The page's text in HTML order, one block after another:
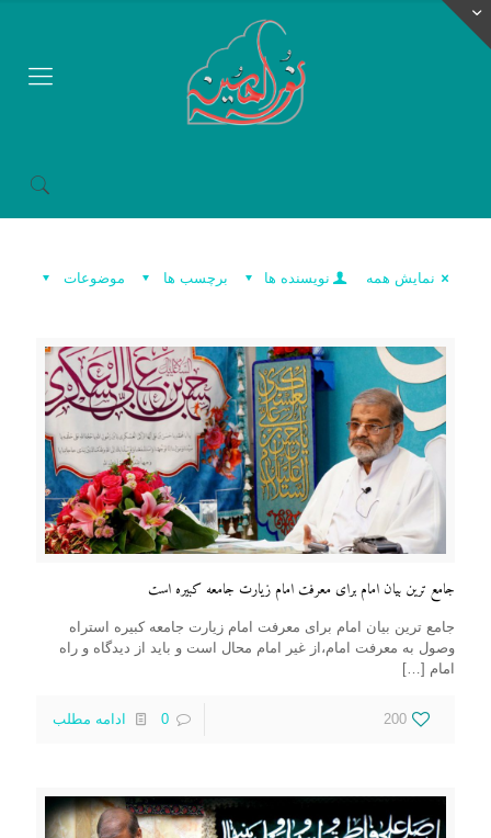
موضوعات برچسب ها نویسنده ها نمایش همه
جامع ترین بیان امام برای معرفت امام زیارت جامعه کبیره است
جامع ترین بیان امام برای معرفت امام زیارت جامعه کبیره استراه
وصول به معرفت امام،از غیر امام محال است و باید از دیدگاه و راه
امام […]
200
0 ادامه مطلب